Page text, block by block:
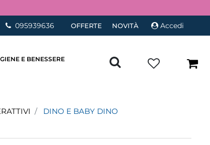
095939636 OFFERTE NOVITÀ Accedi
E BENESSERE
DINO E BABY DINO